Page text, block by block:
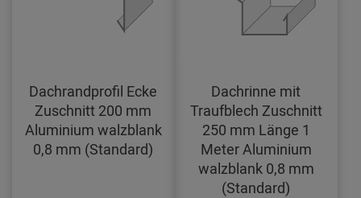
Dachrandprofil Ecke
Zuschnitt 200 mm
Aluminium walzblank
0,8 mm (Standard)
Dachrinne mit
Traufblech Zuschnitt
250 mm Länge 1
Meter Aluminium
walzblank 0,8 mm
(Standard)